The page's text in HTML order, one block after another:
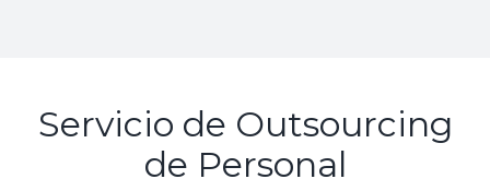
Servicio de Outsourcing
de Personal